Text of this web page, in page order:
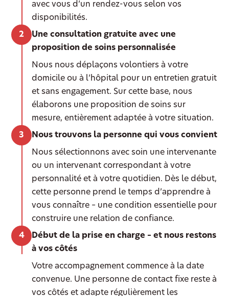
avec vous d’un rendez-vous selon vos
disponibilités.
Une consultation gratuite avec une
proposition de soins personnalisée
Nous nous déplaçons volontiers à votre
domicile ou à l’hôpital pour un entretien gratuit
et sans engagement. Sur cette base, nous
élaborons une proposition de soins sur
mesure, entièrement adaptée à votre situation.
Nous trouvons la personne qui vous convient
Nous sélectionnons avec soin une intervenante
ou un intervenant correspondant à votre
personnalité et à votre quotidien. Dès le début,
cette personne prend le temps d’apprendre à
vous connaître – une condition essentielle pour
construire une relation de confiance.
Début de la prise en charge – et nous restons
à vos côtés
Votre accompagnement commence à la date
convenue. Une personne de contact fixe reste à
vos côtés et adapte régulièrement les